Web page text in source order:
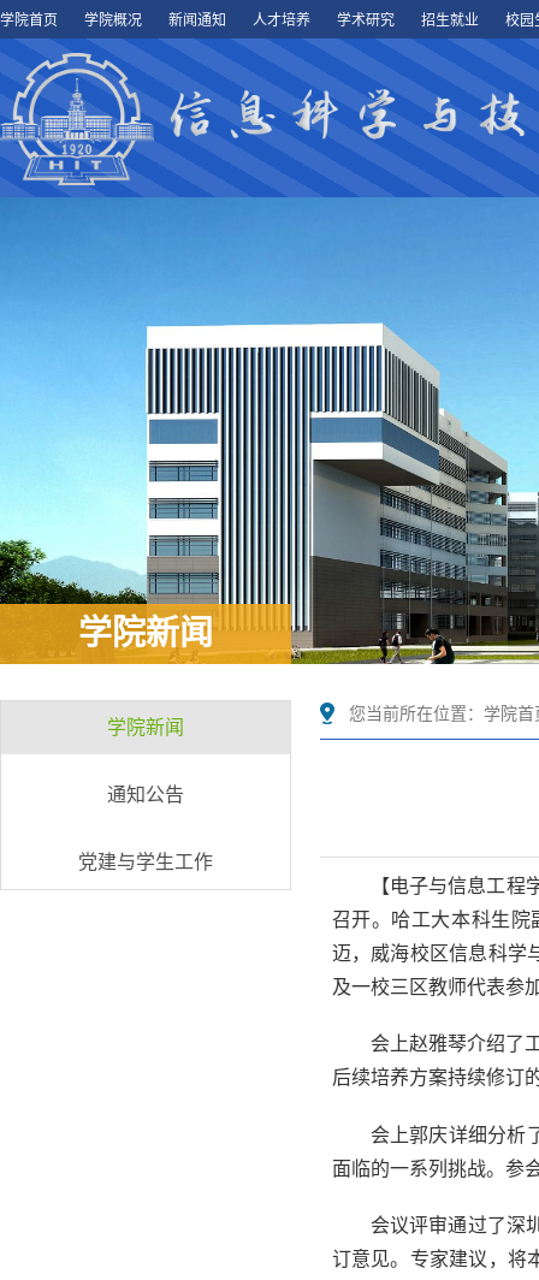
学院首页 学院概况 新闻通知 人才培养 学术研究 招生就业 校园
学院新闻
学院新闻
通知公告
党建与学生工作
您当前所在位置： 学院首
【电子与信息工
召开。哈工大本科生
迈，威海校区信息科学
及一校三区教师代表参
会上赵雅琴介绍了
后续培养方案持续修订
会上郭庆详细分析
面临的一系列挑战。参
会议评审通过了深
订意见。专家建议，将